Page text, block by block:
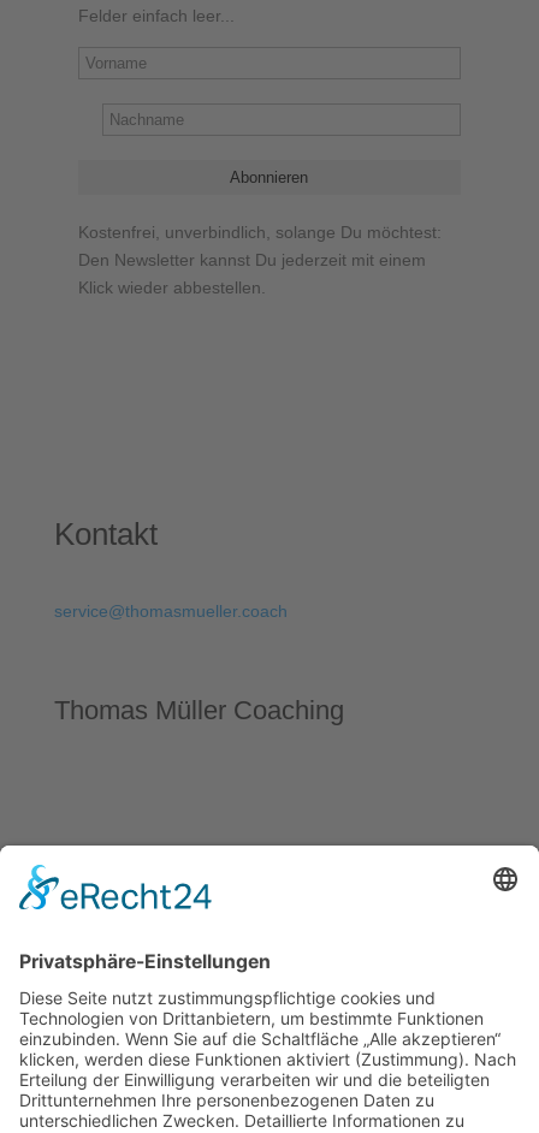
Felder einfach leer...
Kostenfrei, unverbindlich, solange Du möchtest:
Den Newsletter kannst Du jederzeit mit einem
Klick wieder abbestellen.
Kontakt
service@thomasmueller.coach
Thomas Müller Coaching
Ziele, Träume und Visionen verwirklichen kannst!
Blog
Newsletter